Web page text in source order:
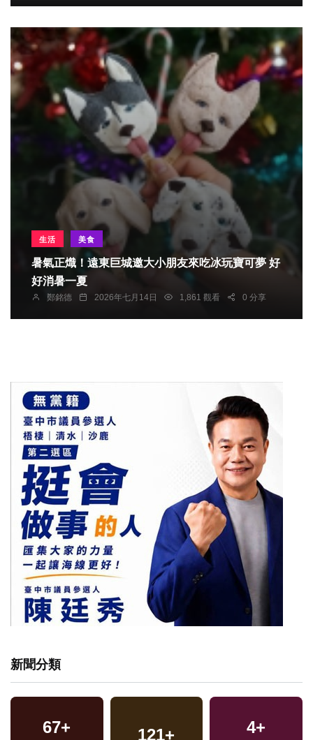
生活 美食
暑氣正熾！遠東巨城邀大小朋友來吃冰玩寶可夢 好
好消暑一夏
鄭銘德 2026年七月14日 1,861 觀看 0 分享
新聞分類
67+ 121+ 4+